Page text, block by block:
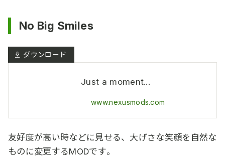
No Big Smiles
Just a moment...
www.nexusmods.com
友好度が高い時などに見せる、大げさな笑顔を自然な
ものに変更するMODです。